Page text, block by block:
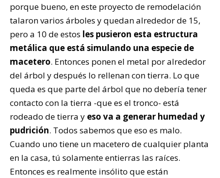
porque bueno, en este proyecto de remodelación
talaron varios árboles y quedan alrededor de 15,
pero a 10 de estos les pusieron esta estructura
metálica que está simulando una especie de
macetero. Entonces ponen el metal por alrededor
del árbol y después lo rellenan con tierra. Lo que
queda es que parte del árbol que no debería tener
contacto con la tierra -que es el tronco- está
rodeado de tierra y eso va a generar humedad y
pudrición. Todos sabemos que eso es malo.
Cuando uno tiene un macetero de cualquier planta
en la casa, tú solamente entierras las raíces.
Entonces es realmente insólito que están